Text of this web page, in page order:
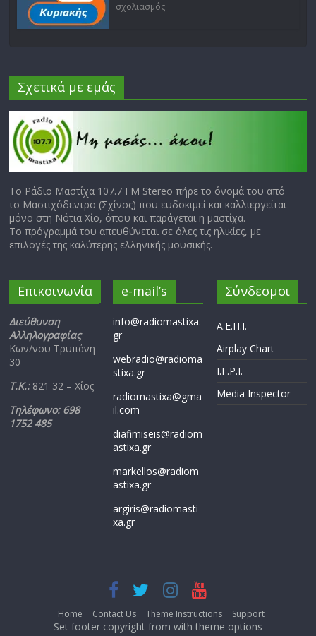
σχολιασμός
Σχετικά με εμάς
Το Ράδιο Μαστίχα 107.7 FM Stereo πήρε το όνομά του από
το Μαστιχόδεντρο (Σχίνος) που ευδοκιμεί και καλλιεργείται
μόνο στη Νότια Χίο, όπου και παράγεται η μαστίχα.
Το πρόγραμμά του απευθύνεται σε όλες τις ηλικίες, με
επιλογές της καλύτερης ελληνικής μουσικής.
Επικοινωνία
Διεύθυνση
Αλληλογραφίας
Κων/νου Τρυπάνη
30
Τ.Κ.: 821 32 – Χίος
Τηλέφωνο: 698
1752 485
e-mail’s
info@radiomastixa.
gr
webradio@radioma
stixa.gr
radiomastixa@gma
il.com
diafimiseis@radiom
astixa.gr
markellos@radiom
astixa.gr
argiris@radiomasti
xa.gr
Σύνδεσμοι
Α.Ε.Π.Ι.
Airplay Chart
I.F.P.I.
Media Inspector
Home Contact Us Theme Instructions Support
Set footer copyright from with theme options